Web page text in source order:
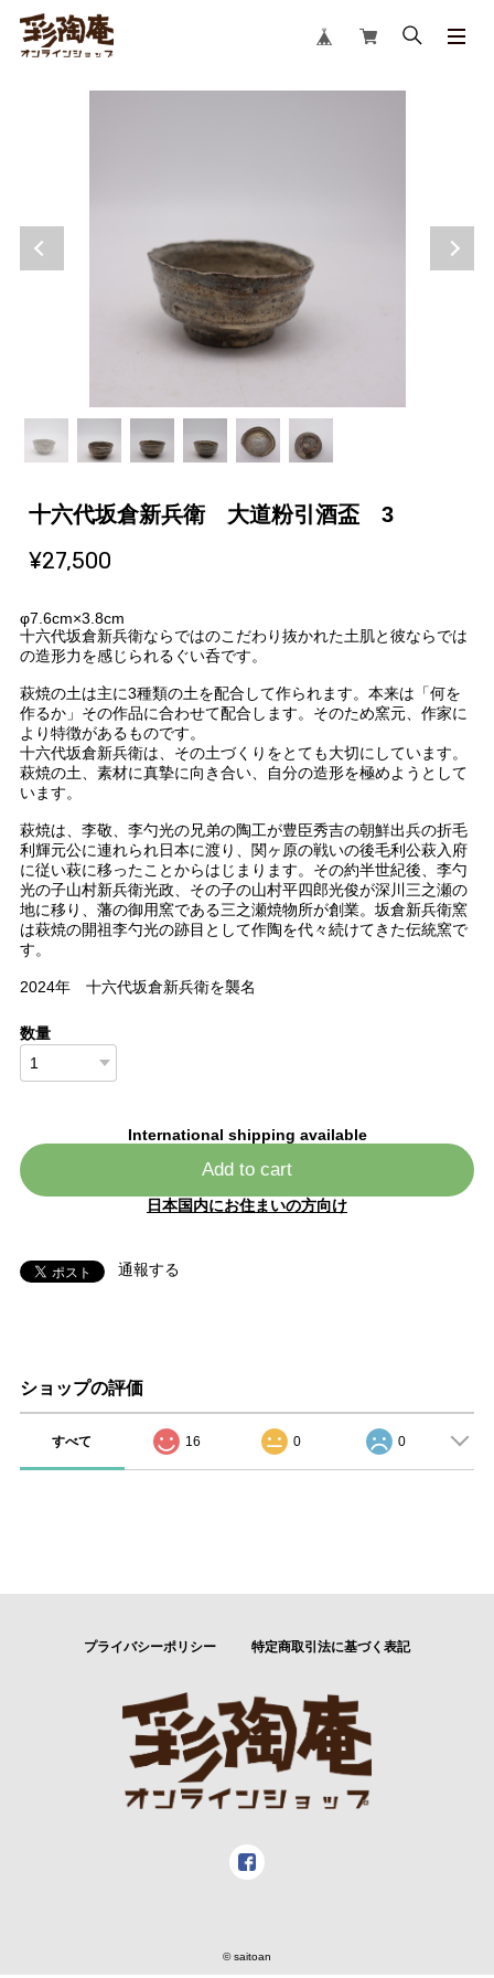
十六代坂倉新兵衛 大道粉引酒盃 3
¥27,500
φ7.6cm×3.8cm
十六代坂倉新兵衛ならではのこだわり抜かれた土肌と彼ならでは
の造形力を感じられるぐい呑です。
萩焼の土は主に3種類の土を配合して作られます。本来は「何を
作るか」その作品に合わせて配合します。そのため窯元、作家に
より特徴があるものです。
十六代坂倉新兵衛は、その土づくりをとても大切にしています。
萩焼の土、素材に真摯に向き合い、自分の造形を極めようとして
います。
萩焼は、李敬、李勺光の兄弟の陶工が豊臣秀吉の朝鮮出兵の折毛
利輝元公に連れられ日本に渡り、関ヶ原の戦いの後毛利公萩入府
に従い萩に移ったことからはじまります。その約半世紀後、李勺
光の子山村新兵衛光政、その子の山村平四郎光俊が深川三之瀬の
地に移り、藩の御用窯である三之瀬焼物所が創業。坂倉新兵衛窯
は萩焼の開祖李勺光の跡目として作陶を代々続けてきた伝統窯で
す。
2024年 十六代坂倉新兵衛を襲名
数量
International shipping available
Add to cart
日本国内にお住まいの方向け
通報する
ショップの評価
すべて 16 0 0
プライバシーポリシー 特定商取引法に基づく表記
© saitoan